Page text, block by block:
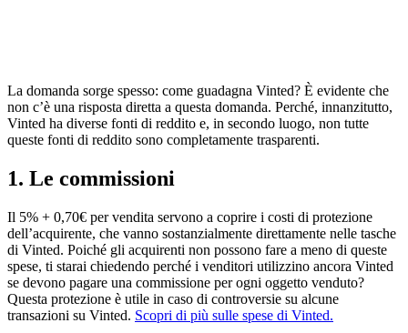
La domanda sorge spesso: come guadagna Vinted? È evidente che
non c’è una risposta diretta a questa domanda. Perché, innanzitutto,
Vinted ha diverse fonti di reddito e, in secondo luogo, non tutte
queste fonti di reddito sono completamente trasparenti.
1. Le commissioni
Il 5% + 0,70€ per vendita servono a coprire i costi di protezione
dell’acquirente, che vanno sostanzialmente direttamente nelle tasche
di Vinted. Poiché gli acquirenti non possono fare a meno di queste
spese, ti starai chiedendo perché i venditori utilizzino ancora Vinted
se devono pagare una commissione per ogni oggetto venduto?
Questa protezione è utile in caso di controversie su alcune
transazioni su Vinted. Scopri di più sulle spese di Vinted.